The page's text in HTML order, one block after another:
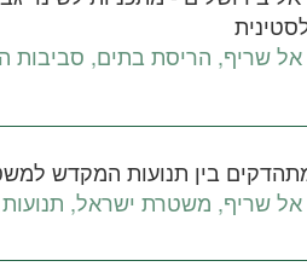
שריף, הריסת בתים, סביבות
בין תנועות המקדש
שריף, משטרת ישראל,